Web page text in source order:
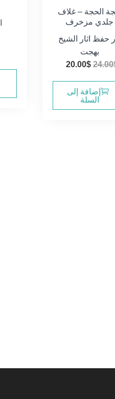
الحجة – غلاف
جلدي مزخرف
حفظ اثار الشيخ
بهجت
24.00 السعر
هو:
24.00$.
20.00$
إضافة إلى
السلة